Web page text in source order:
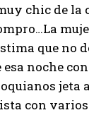
chic de la
que no
noche
jeta
con